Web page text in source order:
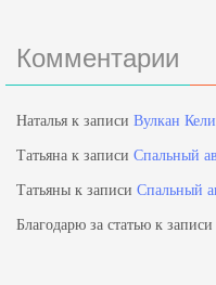
Комментарии
Наталья к записи Вулкан
Татьяна к записи Спальный
Татьяны к записи Спальный
Благодарю за статью к записи